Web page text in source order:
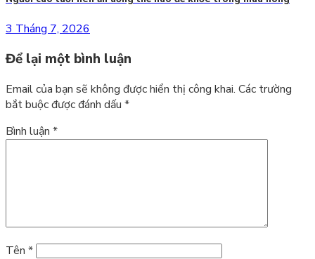
3 Tháng 7, 2026
Để lại một bình luận
Email của bạn sẽ không được hiển thị công khai. Các trường
bắt buộc được đánh dấu *
Bình luận *
Tên *